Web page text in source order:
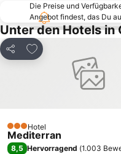
Die Preise und
Angebot findest, das Du
Unter den Hotels
Teilen
Zu Favoriten
3 Sterne
Hotel
Mediterran
8,5 Hervorragend (1.003